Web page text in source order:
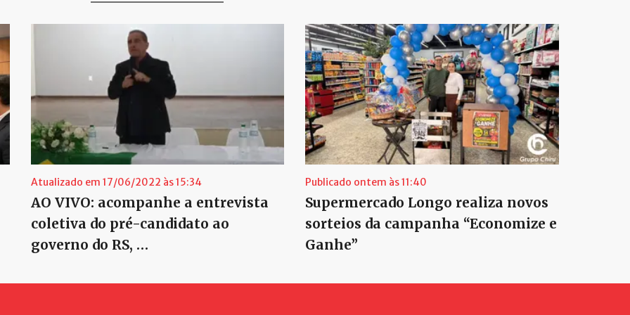
Atualizado em 17/06/2022 às 15:34
AO VIVO: acompanhe a entrevista
coletiva do pré-candidato ao
governo do RS, …
Publicado ontem às 11:40
Supermercado Longo realiza novos
sorteios da campanha “Economize e
Ganhe”